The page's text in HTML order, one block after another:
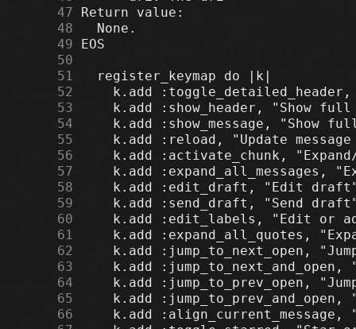
     47
     48
     49
     50
     51
     52
     53
     54
     55
     56
     57
     58
     59
     60
     61
     62
     63
     64
     65
     66